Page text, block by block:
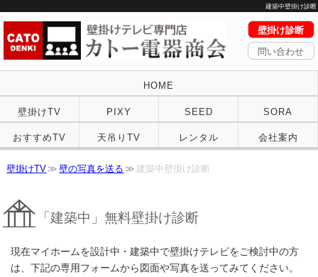
建築中壁掛け診断
壁掛け診断
問い合わせ
HOME
壁掛けTV PIXY SEED SORA
おすすめTV 天吊りTV レンタル 会社案内
壁掛けTV 壁の写真を送る 建築中壁掛け診断
「建築中」無料壁掛け診断
現在マイホームを設計中・建築中で壁掛けテレビをご検討中の方
は、下記の専用フォームから図面や写真を送ってみてください。